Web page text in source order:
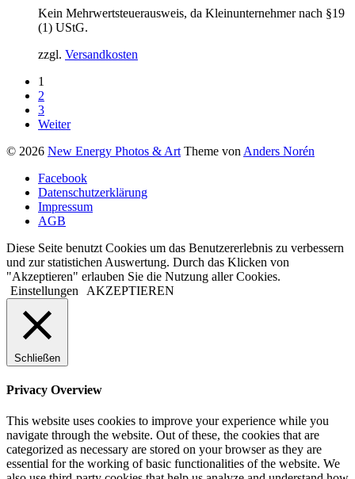
war:
29,95 €
ist:
Kein Mehrwertsteuerausweis, da Kleinunternehmer nach §19
(1) UStG.
zzgl. Versandkosten
1
2
3
Weiter
© 2026 New Energy Photos & Art Theme von Anders Norén
Facebook
Datenschutzerklärung
Impressum
AGB
Diese Seite benutzt Cookies um das Benutzererlebnis zu verbessern
und zur statistichen Auswertung. Durch das Klicken von
"Akzeptieren" erlauben Sie die Nutzung aller Cookies.
Einstellungen
AKZEPTIEREN
Schließen
Privacy Overview
This website uses cookies to improve your experience while you
navigate through the website. Out of these, the cookies that are
categorized as necessary are stored on your browser as they are
essential for the working of basic functionalities of the website. We